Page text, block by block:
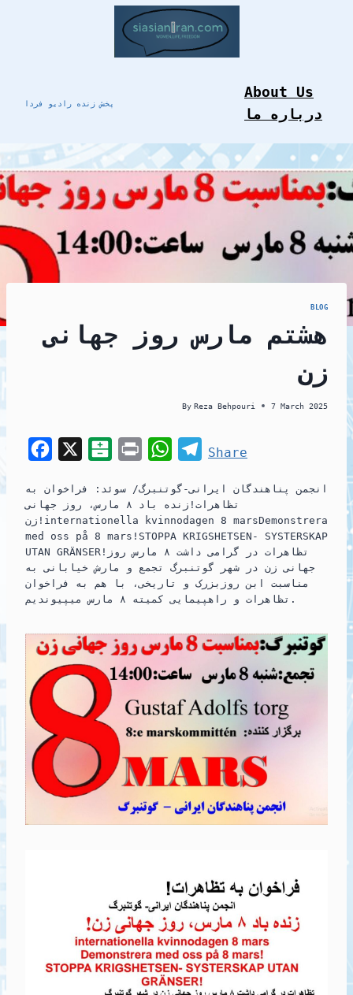
پخش زنده رادیو فردا
About Us
درباره ما
BLOG
هشتم مارس روز جهانی
زن
By Reza Behpouri 7 March 2025
c
e
b
o
o
l
a
t
a
r
n
i
n
t
a
t
s
A
p
T
l
e
g
r
a
Share
انجمن پناهندگان ايرانی-گوتنبرگ/ سوئد: فراخوان به
تظاهرات!زنده باد ۸ مارس، روز جهانی
زن!internationella kvinnodagen 8 marsDemonstrera
med oss på 8 mars!STOPPA KRIGSHETSEN- SYSTERSKAP
UTAN GRÄNSER!تظاهرات در گرامی داشت ٨ مارس روز
جهانی زن در شهر گوتنبرگ تجمع و مارش خيابانی به
مناسبت ابن روزبزرک و تاریخی، با هم به فراخوان
تظاهرات و راهپیمایی کميته ۸ مارس میپیوندیم.